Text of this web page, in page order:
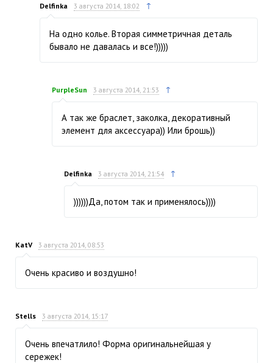
Delfinka 3 августа 2014, 18:02 ↑
На одно колье. Вторая симметричная деталь
бывало не давалась и все!)))))
PurpleSun 3 августа 2014, 21:53 ↑
А так же браслет, заколка, декоративный
элемент для аксессуара)) Или брошь))
Delfinka 3 августа 2014, 21:54 ↑
))))))Да, потом так и применялось))))
KatV 3 августа 2014, 08:53
Очень красиво и воздушно!
Stells 3 августа 2014, 15:17
Очень впечатлило! Форма оригинальнейшая у
сережек!